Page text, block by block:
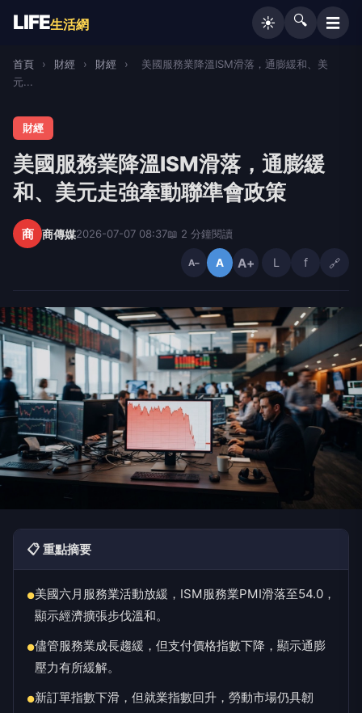
LIFE生活網 ☀️ 🔍 ☰
首頁 › 財經 › 財經 ›
美國服務業降溫ISM滑落，通膨緩和、美
元...
財經
美國服務業降溫ISM滑落，通膨緩
和、美元走強牽動聯準會政策
商 商傳媒2026-07-07 08:37📖 2 分鐘閱讀
A− A A+ L f 🔗
📋 重點摘要
●美國六月服務業活動放緩，ISM服務業PMI滑落至54.0，
顯示經濟擴張步伐溫和。
●儘管服務業成長趨緩，但支付價格指數下降，顯示通膨
壓力有所緩解。
●新訂單指數下滑，但就業指數回升，勞動市場仍具韌